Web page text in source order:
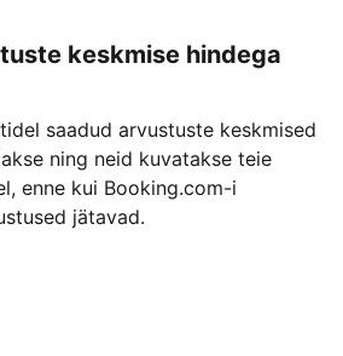
keskmise hindega
saadud arvustuste keskmised
ning neid kuvatakse teie
enne kui Booking.com-i
jätavad.